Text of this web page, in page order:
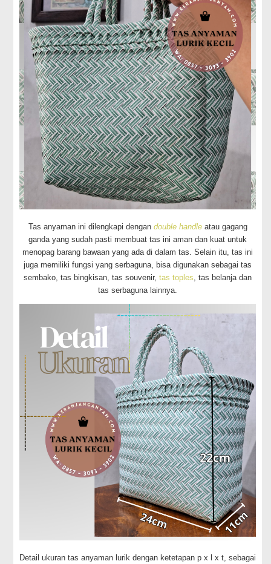
Tas anyaman ini dilengkapi dengan double handle atau gagang
ganda yang sudah pasti membuat tas ini aman dan kuat untuk
menopag barang bawaan yang ada di dalam tas. Selain itu, tas ini
juga memiliki fungsi yang serbaguna, bisa digunakan sebagai tas
sembako, tas bingkisan, tas souvenir,tas toples, tas belanja dan
tas serbaguna lainnya.
Detail ukuran tas anyaman lurik dengan ketetapan p x l x t, sebagai